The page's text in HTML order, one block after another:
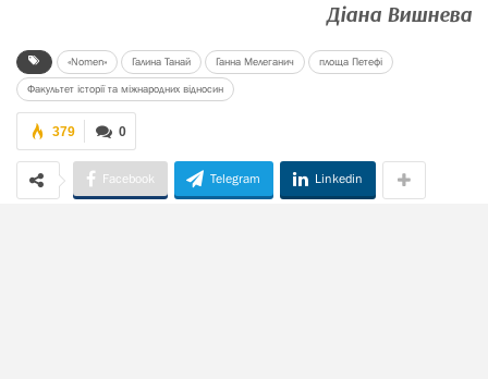
Діана Вишнева
«Nomen» Галина Танай Ганна Мелеганич площа Петефі
Факультет історії та міжнародних відносин
0
379
Facebook Telegram Linkedin